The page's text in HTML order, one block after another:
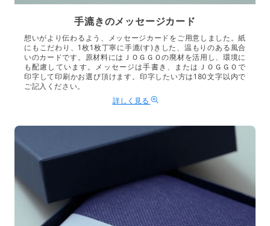
手漉きのメッセージカード
想いがより伝わるよう、メッセージカードをご用意しました。紙
にもこだわり、1枚1枚丁寧に手漉(す)きした、温もりのある風合
いのカードです。原材料にはＪＯＧＧＯの廃材を活用し、環境に
も配慮しています。メッセージは手書き、またはＪＯＧＧＯで
印字して印刷かお選び頂けます。印字したい方は180文字以内で
ご記入ください。
詳しく見る